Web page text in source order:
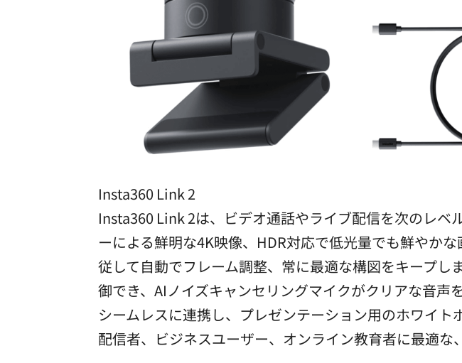
Insta360 Link 2
Insta360 Link 2は、ビデオ通話やライブ配信を次のレ
ーによる鮮明な4K映像、HDR対応で低光量でも鮮やか
従して自動でフレーム調整、常に最適な構図をキープ
御でき、AIノイズキャンセリングマイクがクリアな音
シームレスに連携し、プレゼンテーション用のホワイ
配信者、ビジネスユーザー、オンライン教育者に最適な